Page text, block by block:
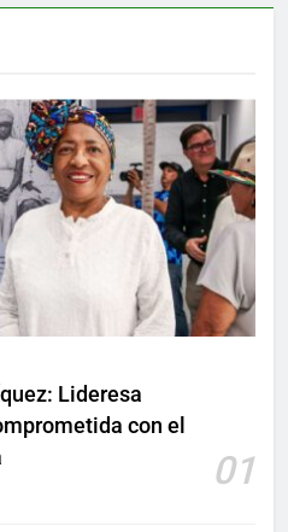
Lideresa
con el
01